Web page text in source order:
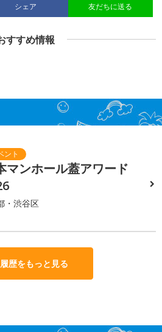
シェア 友だちに送る
すすめ情報
マンホール蓋アワード
・渋谷区
歴をもっと見る